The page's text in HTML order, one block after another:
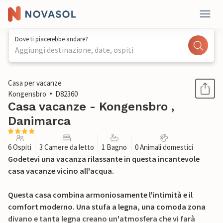
Dove ti piacerebbe andare?
Aggiungi destinazione, date, ospiti
1 / 21
Casa per vacanze
Kongensbro
D82360
Casa vacanze - Kongensbro ,
Danimarca
6 Ospiti 3 Camere da letto 1 Bagno 0 Animali domestici
Godetevi una vacanza rilassante in questa incantevole
casa vacanze vicino all'acqua.
Questa casa combina armoniosamente l'intimità e il
comfort moderno. Una stufa a legna, una comoda zona
divano e tanta legna creano un'atmosfera che vi farà